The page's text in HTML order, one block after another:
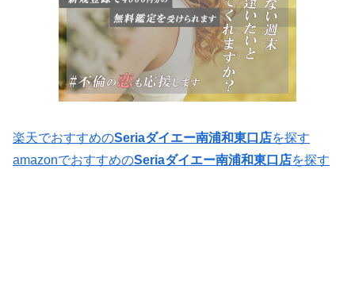
楽天でおすすめのSeriaダイエー南浦和東口店を探す
amazonでおすすめのSeriaダイエー南浦和東口店を探す